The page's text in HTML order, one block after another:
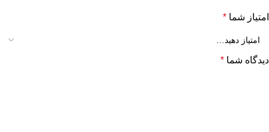
امتیاز شما *
دیدگاه شما *